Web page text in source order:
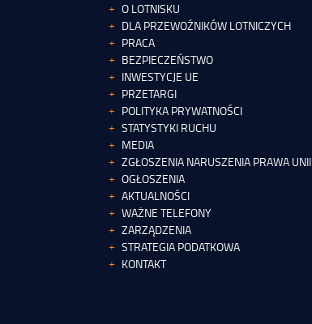
O LOTNISKU
DLA PRZEWOŹNIKÓW LOTNICZYCH
PRACA
BEZPIECZEŃSTWO
INWESTYCJE UE
PRZETARGI
POLITYKA PRYWATNOŚCI
STATYSTYKI RUCHU
MEDIA
ZGŁOSZENIA NARUSZENIA PRAWA UNII
OGŁOSZENIA
AKTUALNOŚCI
WAŻNE TELEFONY
ZARZĄDZENIA
STRATEGIA PODATKOWA
KONTAKT